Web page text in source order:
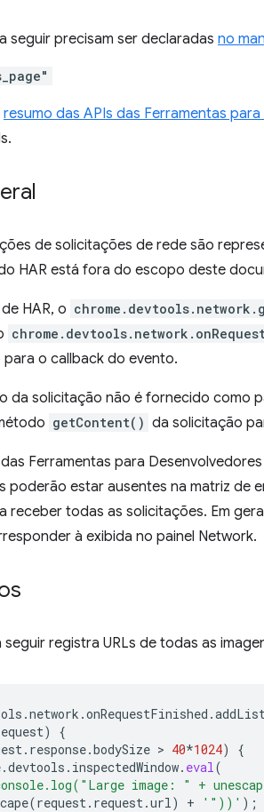
seguir precisam ser declaradas no
resumo das APIs das Ferramentas
de solicitações de rede são
HAR está fora do escopo deste
HAR, o
o callback do evento.
da solicitação não é fornecido como
getContent() da solicitação
das Ferramentas para
poderão estar ausentes na matriz de
receber todas as solicitações. Em
à exibida no painel Network.
registra URLs de todas as
.network .onRequestFinished .
)
{
. response.bodySize > 40*1024)
{
.devtools . inspectedWindow. eval(
image: " +
(request. request.url) + '"))' );